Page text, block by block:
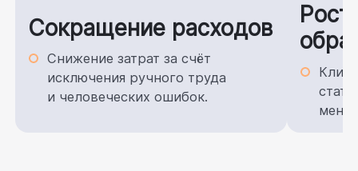
Сокращение расходов
Снижение затрат за счёт
исключения ручного труда
и человеческих ошибок.
Рост